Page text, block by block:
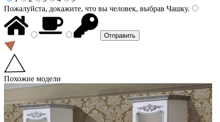
Пожалуйста, докажите, что вы человек, выбрав Чашку.
Похожие модели